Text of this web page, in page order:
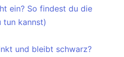
ein? So findest du die
tun kannst)
und bleibt schwarz?